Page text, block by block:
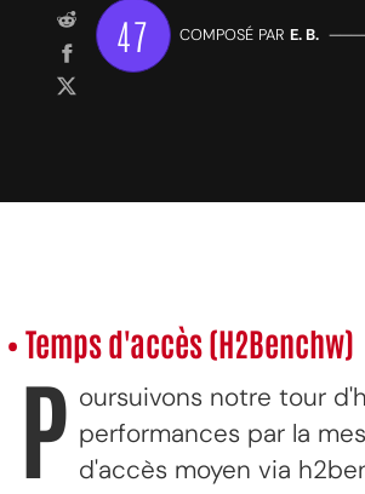
47 COMPOSÉ PAR E. B.
• Temps d'accès (H2Benchw)
P oursuivons notre tour
performances par la
d'accès moyen via